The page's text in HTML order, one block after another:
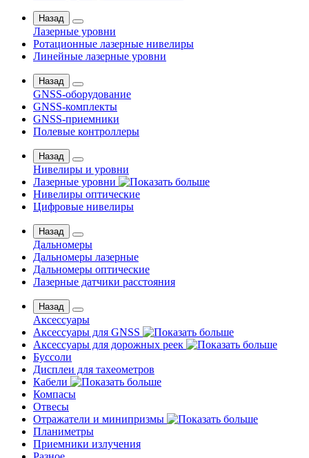
Назад
Лазерные уровни
Ротационные лазерные нивелиры
Линейные лазерные уровни
Назад
GNSS-оборудование
GNSS-комплекты
GNSS-приемники
Полевые контроллеры
Назад
Нивелиры и уровни
Лазерные уровни
Нивелиры оптические
Цифровые нивелиры
Назад
Дальномеры
Дальномеры лазерные
Дальномеры оптические
Лазерные датчики расстояния
Назад
Аксессуары
Аксессуары для GNSS
Аксессуары для дорожных реек
Буссоли
Дисплеи для тахеометров
Кабели
Компасы
Отвесы
Отражатели и минипризмы
Планиметры
Приемники излучения